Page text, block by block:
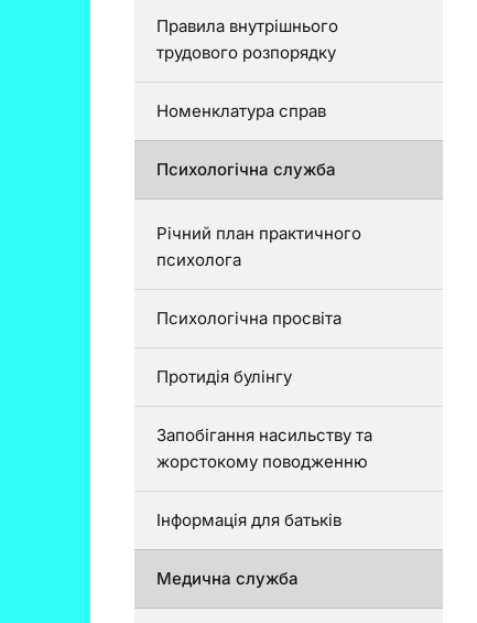
Правила внутрішнього
трудового розпорядку
Номенклатура справ
Психологічна служба
Річний план практичного
психолога
Психологічна просвіта
Протидія булінгу
Запобігання насильству та
жорстокому поводженню
Інформація для батьків
Медична служба